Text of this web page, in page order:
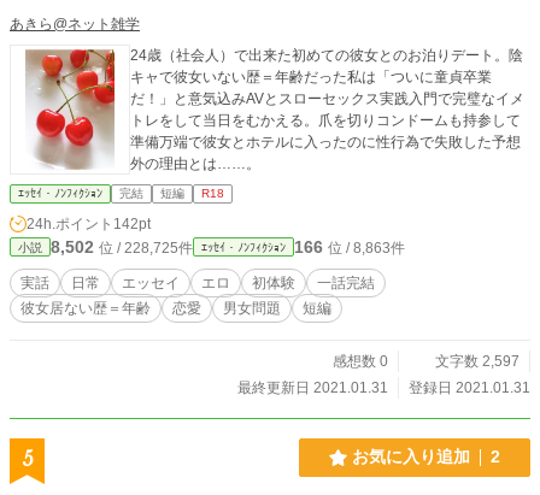
あきら@ネット雑学
24歳（社会人）で出来た初めての彼女とのお泊りデート。陰
キャで彼女いない歴＝年齢だった私は「ついに童貞卒業
だ！」と意気込みAVとスローセックス実践入門で完璧なイメ
トレをして当日をむかえる。爪を切りコンドームも持参して
準備万端で彼女とホテルに入ったのに性行為で失敗した予想
外の理由とは……。
ｴｯｾｲ・ﾉﾝﾌｨｸｼｮﾝ 完結 短編 R18
24h.ポイント 142pt
小説 8,502 位 / 228,725件 ｴｯｾｲ・ﾉﾝﾌｨｸｼｮﾝ 166 位 / 8,863件
実話 日常 エッセイ エロ 初体験
一話完結
彼女居ない歴＝年齢
恋愛 男女問題 短編
感想数 0
文字数 2,597
最終更新日 2021.01.31
登録日 2021.01.31
5 お気に入り追加 2